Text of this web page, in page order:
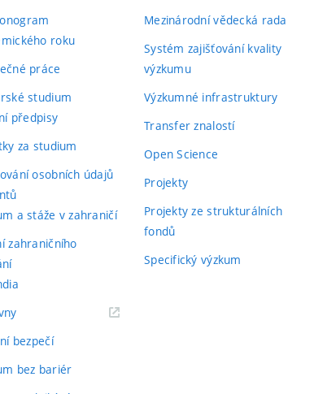
roku
práce
studium
předpisy
za studium
osobních údajů
a stáže v zahraničí
zahraničního
(externí
bezpečí
bez bariér
Mezinárodní vědecká rada
Systém zajišťování kvality
výzkumu
Výzkumné infrastruktury
Transfer znalostí
Open Science
Projekty
Projekty ze strukturálních
fondů
Specifický výzkum